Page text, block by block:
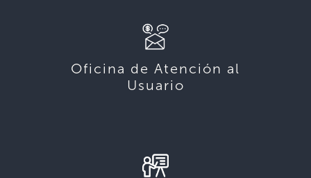
Oficina de Atención al
Usuario